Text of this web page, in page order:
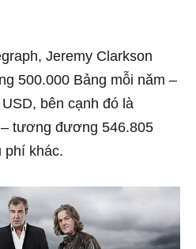
Jeremy Clarkson
500.000 Bảng mỗi năm –
bên cạnh đó là
tương đương 546.805
phí khác.